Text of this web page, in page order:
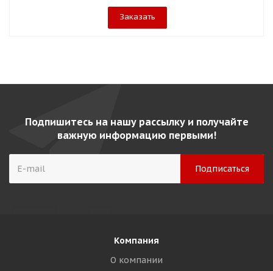
Заказать
Подпишитесь на нашу рассылку и получайте
важную информацию первыми!
Компания
О компании